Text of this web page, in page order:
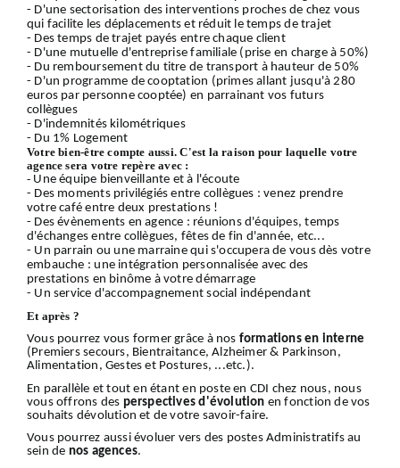
- D'une sectorisation des interventions proches de chez vous
qui facilite les déplacements et réduit le temps de trajet
- Des temps de trajet payés entre chaque client
- D'une mutuelle d'entreprise familiale (prise en charge à 50%)
- Du remboursement du titre de transport à hauteur de 50%
- D'un programme de cooptation (primes allant jusqu'à 280
euros par personne cooptée) en parrainant vos futurs
collègues
- D'indemnités kilométriques
- Du 1% Logement
Votre bien-être compte aussi. C'est la raison pour laquelle votre
agence sera votre repère avec :
- Une équipe bienveillante et à l'écoute
- Des moments privilégiés entre collègues : venez prendre
votre café entre deux prestations !
- Des évènements en agence : réunions d'équipes, temps
d'échanges entre collègues, fêtes de fin d'année, etc...
- Un parrain ou une marraine qui s'occupera de vous dès votre
embauche : une intégration personnalisée avec des
prestations en binôme à votre démarrage
- Un service d'accompagnement social indépendant
Et après ?
Vous pourrez vous former grâce à nos formations en interne
(Premiers secours, Bientraitance, Alzheimer & Parkinson,
Alimentation, Gestes et Postures, ...etc.).
En parallèle et tout en étant en poste en CDI chez nous, nous
vous offrons des perspectives d'évolution en fonction de vos
souhaits dévolution et de votre savoir-faire.
Vous pourrez aussi évoluer vers des postes Administratifs au
sein de nos agences.